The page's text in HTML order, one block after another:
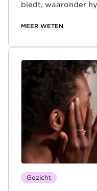
biedt, waaronder
verminderen van
de voordelen van
aanbrengproces.
deze voordelen
MEER WETEN
Gezicht